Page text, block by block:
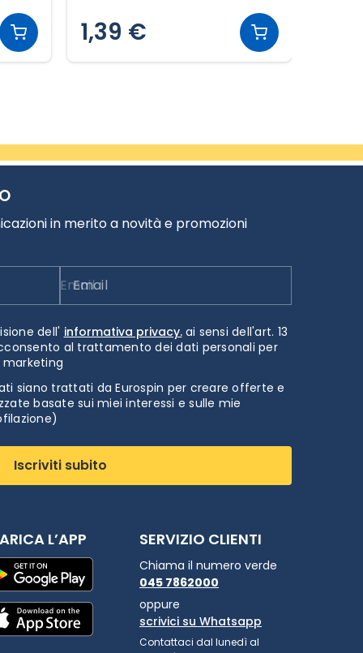
1,39 €
in merito a novità e promozioni
Email
dell' informativa privacy.ai sensi dell'art. 13
al trattamento dei dati personali per
siano trattati da Eurospin per creare offerte e
basate sui miei interessi e sulle mie
Iscriviti subito
L’APP SERVIZIO CLIENTI
Chiama il numero verde
045 7862000
oppure
scrivici su Whatsapp
Contattaci dal lunedì al